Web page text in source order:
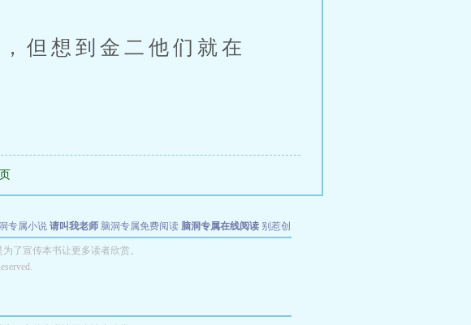
想到金二他们就在
专属小说 请叫我老师 脑洞专属免费阅读 脑洞专属在线阅读 别惹创
了宣传本书让更多读者欣赏。